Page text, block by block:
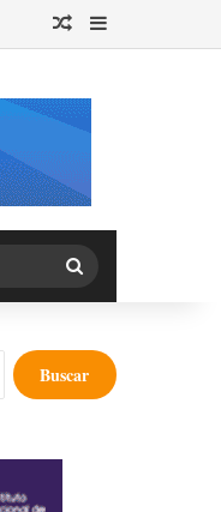
Publicación al azar
Barra lateral
Buscar
por
Buscar: